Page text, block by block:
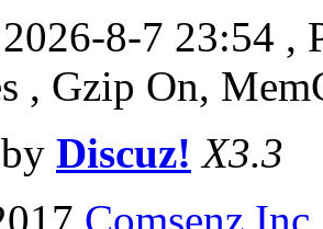
8-7 23:54 ,
, Gzip On,
Discuz! X3.3